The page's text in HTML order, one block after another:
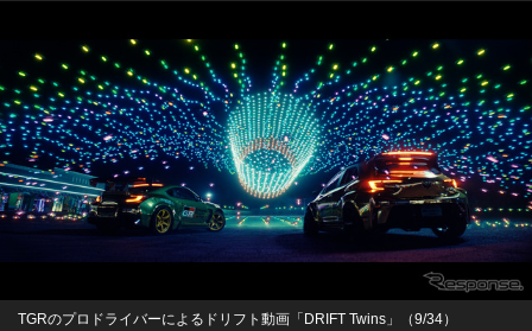
TGRのプロドライバーによるドリフト動画「DRIFT Twins」（9/34）